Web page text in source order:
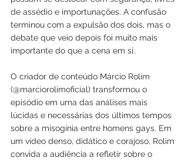
de assédio e importunações. A confusão
terminou com a expulsão dos dois, mas o
debate que veio depois foi muito mais
importante do que a cena em si.
O criador de conteúdo Márcio Rolim
(@marciorolimoficial) transformou o
episódio em uma das análises mais
lúcidas e necessárias dos últimos tempos
sobre a misoginia entre homens gays. Em
um vídeo denso, didático e corajoso, Rolim
convida a audiência a refletir sobre o